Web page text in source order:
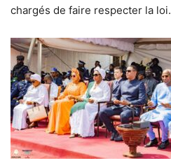
chargés de faire respecter la loi.